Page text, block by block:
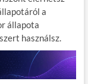
a
állapota
használsz.